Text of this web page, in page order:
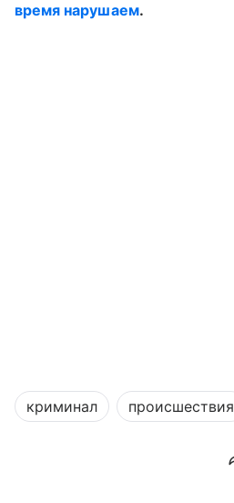
время нарушаем.
криминал происшествия